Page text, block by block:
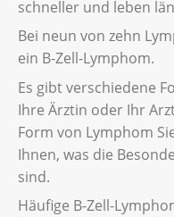
schneller und leben
Bei neun von zehn
ein B-Zell-Lymphom.
Es gibt verschiedene
Ihre Ärztin oder Ihr
Form von Lymphom
Ihnen, was die
sind.
Häufige B-Zell-